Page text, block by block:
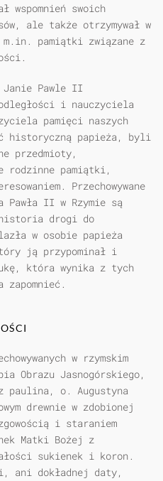
wspomnień swoich
ale także otrzymywał w
pamiątki związane z
Janie Pawle II
i nauczyciela
pamięci naszych
historyczną papieża, byli
przedmioty,
rodzinne pamiątki,
Przechowywane
Pawła II w Rzymie są
historia drogi do
w osobie papieża
ją przypominał i
która wynika z tych
w rzymskim
Obrazu Jasnogórskiego,
paulina, o. Augustyna
drewnie w zdobionej
i staraniem
Matki Bożej z
sukienek i koron.
ani dokładnej daty,